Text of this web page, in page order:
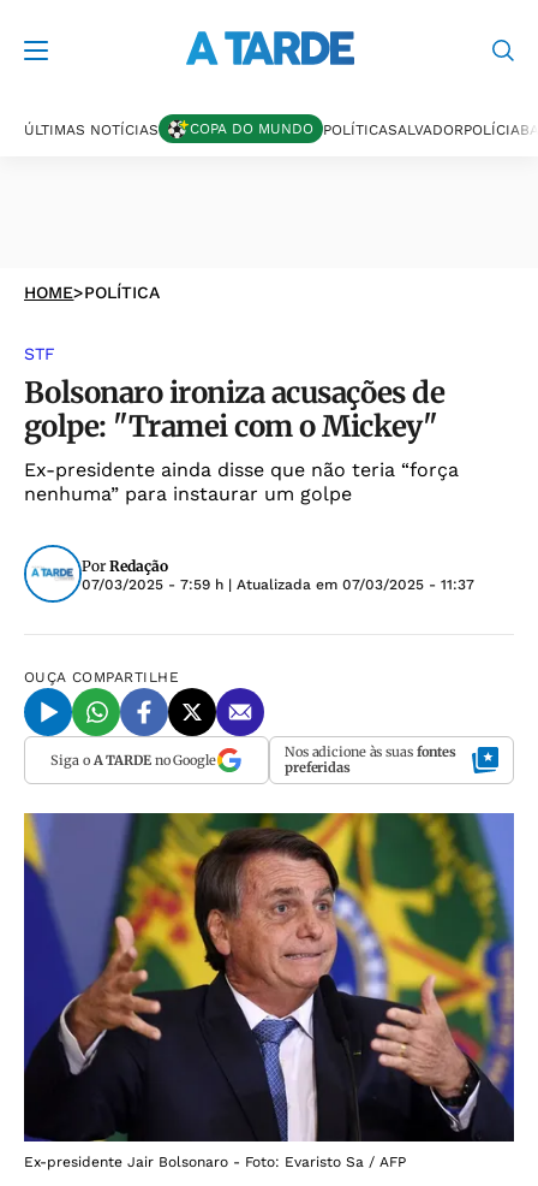
ÚLTIMAS NOTÍCIAS COPA DO MUNDO POLÍTICASALVADORPOLÍCIA
HOME>POLÍTICA
STF
Bolsonaro ironiza acusações de
golpe: "Tramei com o Mickey"
Ex-presidente ainda disse que não teria “força
nenhuma” para instaurar um golpe
Por Redação
07/03/2025 - 7:59 h | Atualizada em 07/03/2025 - 11:37
OUÇA COMPARTILHE
Siga o A TARDEno Google Nos adicione às suas fontes
preferidas
Ex-presidente Jair Bolsonaro - Foto: Evaristo Sa / AFP